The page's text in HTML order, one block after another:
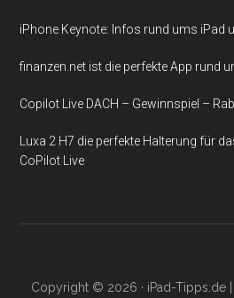
iPhone Keynote: Infos rund ums iPad
finanzen.net ist die perfekte App rund
Copilot Live DACH – Gewinnspiel –
Luxa 2 H7 die perfekte Halterung für
CoPilot Live
Copyright © 2026 · iPad-Tipps.de|